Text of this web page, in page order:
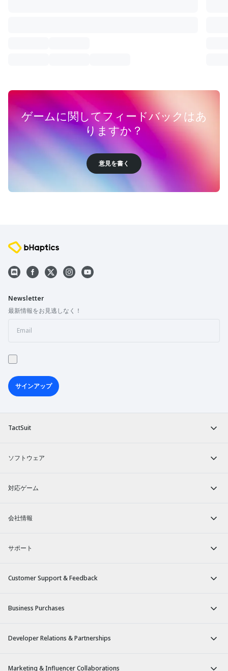
ゲームに関してフィードバックはあ
りますか？
意見を書く
TactSuit
ソフトウェア
対応ゲーム
会社情報
サポート
Customer Support & Feedback
Business Purchases
Developer Relations & Partnerships
Marketing & Influencer Collaborations
Newsletter
最新情報をお見逃しなく！
サインアップ